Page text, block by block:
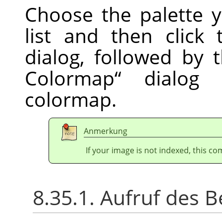
Choose the palette
list and then
dialog, followed by
Colormap“ dialog
colormap.
Anmerkung
If your image is not indexed, this
8.35.1. Aufruf des